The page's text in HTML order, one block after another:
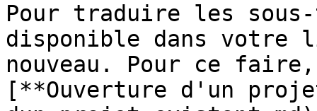
Pour traduire les
disponible dans votre
nouveau. Pour ce
[**Ouverture d'un